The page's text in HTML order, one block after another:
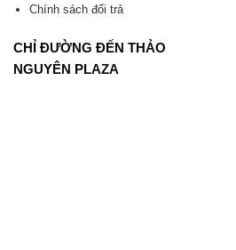
Chính sách đổi trả
CHỈ ĐƯỜNG ĐẾN THẢO
NGUYÊN PLAZA